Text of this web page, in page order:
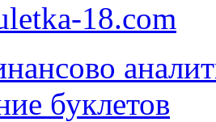
18.com
буклетов